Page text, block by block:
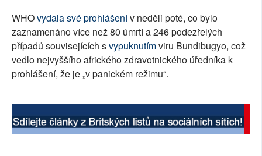
WHOvydala své prohlášenív neděli poté, co bylo
zaznamenáno více než 80 úmrtí a 246 podezřelých
případů souvisejících svypuknutímviru Bundibugyo, což
vedlo nejvyššího afrického zdravotnického úředníka k
prohlášení, že je „v panickém režimu“.